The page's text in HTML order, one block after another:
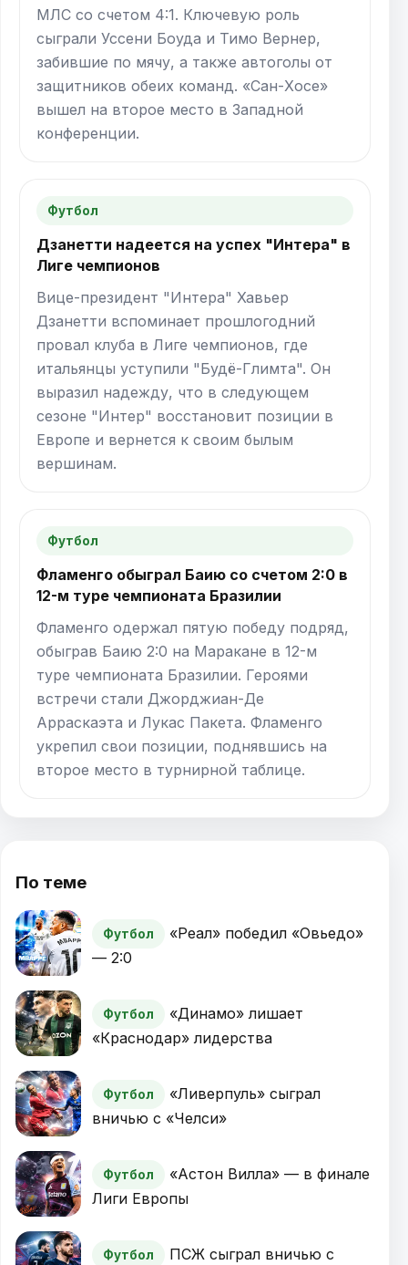
МЛС со счетом 4:1. Ключевую роль
сыграли Уссени Боуда и Тимо Вернер,
забившие по мячу, а также автоголы от
защитников обеих команд. «Сан-Хосе»
вышел на второе место в Западной
конференции.
Футбол
Дзанетти надеется на успех "Интера" в
Лиге чемпионов
Вице-президент "Интера" Хавьер
Дзанетти вспоминает прошлогодний
провал клуба в Лиге чемпионов, где
итальянцы уступили "Будё-Глимта". Он
выразил надежду, что в следующем
сезоне "Интер" восстановит позиции в
Европе и вернется к своим былым
вершинам.
Футбол
Фламенго обыграл Баию со счетом 2:0 в
12-м туре чемпионата Бразилии
Фламенго одержал пятую победу подряд,
обыграв Баию 2:0 на Маракане в 12-м
туре чемпионата Бразилии. Героями
встречи стали Джорджиан-Де
Арраскаэта и Лукас Пакета. Фламенго
укрепил свои позиции, поднявшись на
второе место в турнирной таблице.
По теме
Футбол
«Реал» победил «Овьедо»
— 2:0
Футбол
«Динамо» лишает
«Краснодар» лидерства
Футбол
«Ливерпуль» сыграл
вничью с «Челси»
Футбол
«Астон Вилла» — в финале
Лиги Европы
Футбол
ПСЖ сыграл вничью с